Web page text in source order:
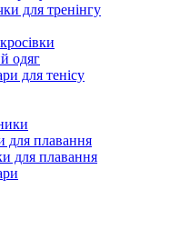
для тренінгу
одяг
для тенісу
для плавання
для плавання